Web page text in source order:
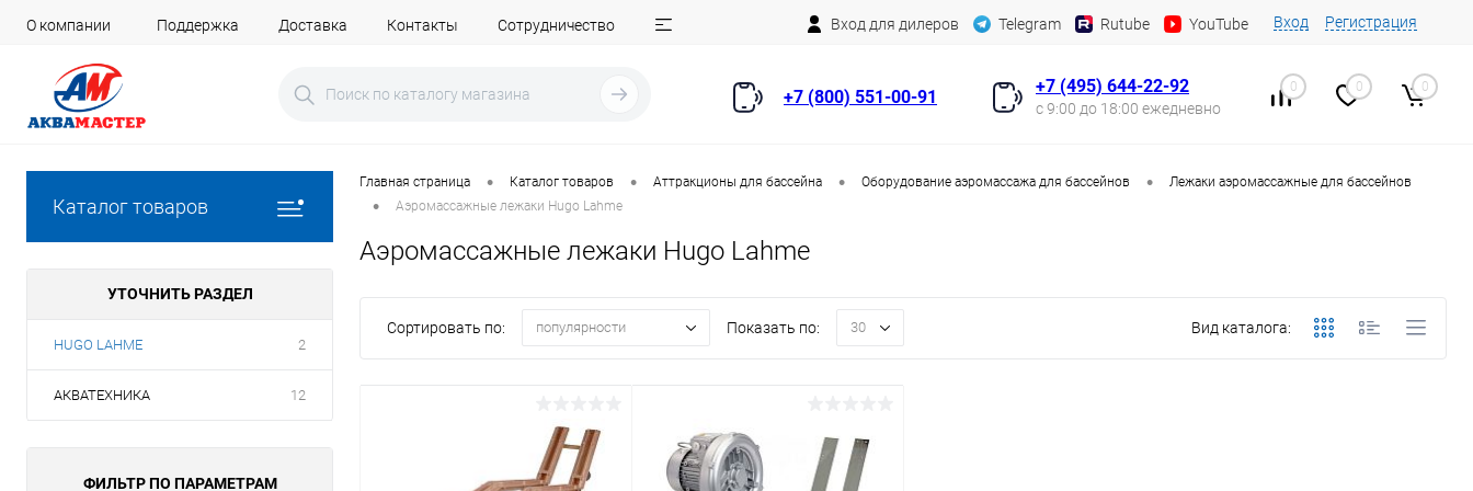
О компании Поддержка Доставка Контакты Сотрудничество Вход для дилеров Telegram Rutube YouTube Вход Регистрация
+7 (800) 551-00-91
+7 (495) 644-22-92
с 9:00 до 18:00 ежедневно
0 0 0
Каталог товаров
УТОЧНИТЬ РАЗДЕЛ
HUGO LAHME 2
АКВАТЕХНИКА 12
ФИЛЬТР ПО ПАРАМЕТРАМ
Главная страница • Каталог товаров • Аттракционы для бассейна • Оборудование аэромассажа для бассейнов • Лежаки аэромассажные для бассейнов
• Аэромассажные лежаки Hugo Lahme
Аэромассажные лежаки Hugo Lahme
Сортировать по: популярности Показать по: 30 Вид каталога: